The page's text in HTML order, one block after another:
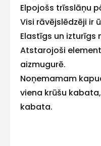
Elpojošs trīsslāņu
Visi rāvējslēdzēji ir
Elastīgs un izturīgs
Atstarojoši
aizmugurē.
Noņemamam
viena krūšu
kabata.